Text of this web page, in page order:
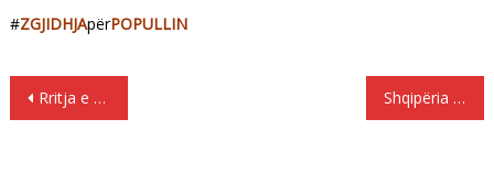
#ZGJIDHJApërPOPULLIN
Lëvizje
Rritja e tarifës së ujit, Leonard Olli: Diktatura e urisë në sulm frontal, Veliaj ka shpërdoruar detyrën Shqipëria sërish kampion me rritjen me të lartë çmimeve në Europë (qershor 2017)